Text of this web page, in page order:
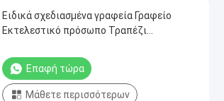
Ειδικά σχεδιασμένα γραφεία Γραφείο
Εκτελεστικό πρόσωπο Τραπέζι
Επαφή τώρα
Μάθετε περισσότερων